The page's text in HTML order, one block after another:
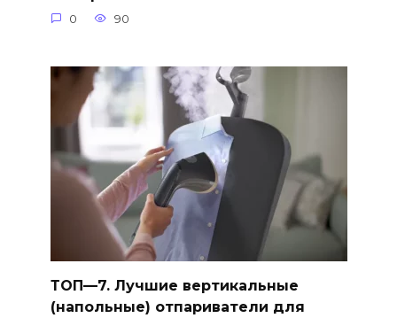
0 90
ТОП—7. Лучшие вертикальные
(напольные) отпариватели для